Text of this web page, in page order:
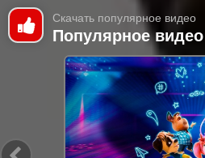
Скачать популярное видео
Популярное видео